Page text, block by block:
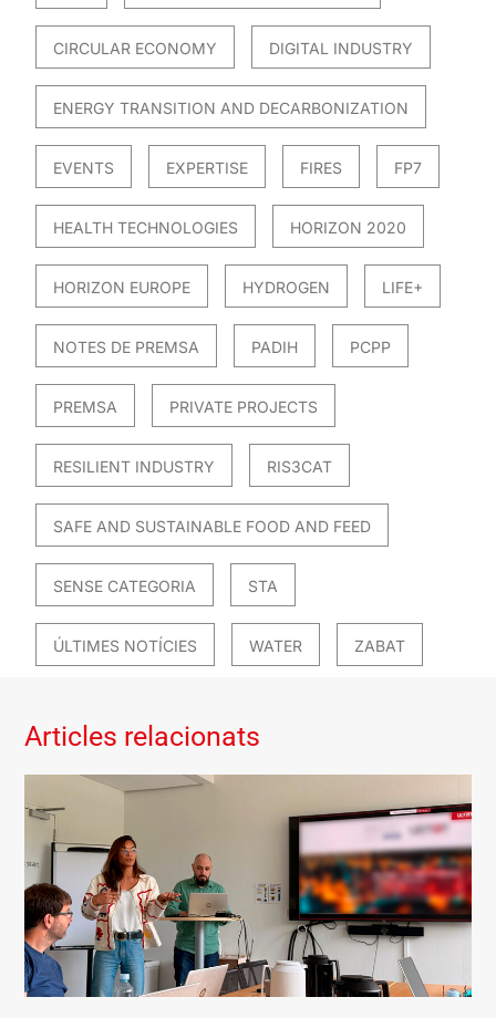
CIRCULAR ECONOMY DIGITAL INDUSTRY
ENERGY TRANSITION AND DECARBONIZATION
EVENTS EXPERTISE FIRES FP7
HEALTH TECHNOLOGIES HORIZON 2020
HORIZON EUROPE HYDROGEN LIFE+
NOTES DE PREMSA PADIH PCPP
PREMSA PRIVATE PROJECTS
RESILIENT INDUSTRY RIS3CAT
SAFE AND SUSTAINABLE FOOD AND FEED
SENSE CATEGORIA STA
ÚLTIMES NOTÍCIES WATER ZABAT
Articles relacionats